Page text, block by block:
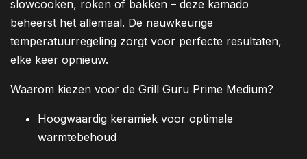
slowcooken, roken of bakken – deze kamado
beheerst het allemaal. De nauwkeurige
temperatuurregeling zorgt voor perfecte resultaten,
elke keer opnieuw.
Waarom kiezen voor de Grill Guru Prime Medium?
Hoogwaardig keramiek voor optimale
warmtebehoud